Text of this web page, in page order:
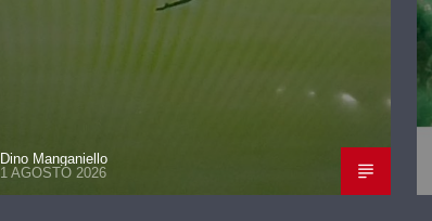
Dino Manganiello
1 AGOSTO 2026